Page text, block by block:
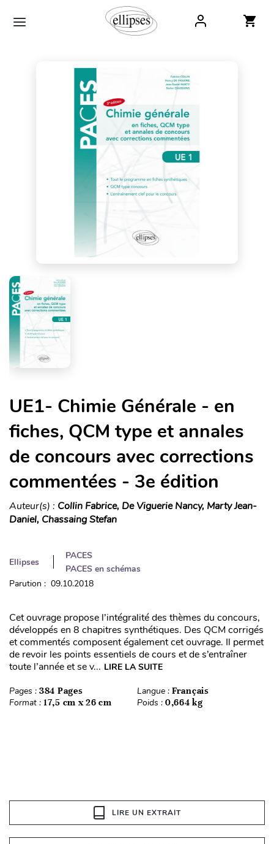
UE1- Chimie Générale - en
fiches, QCM type et annales
de concours avec corrections
commentées - 3e édition
Auteur(s) : Collin Fabrice, De Viguerie Nancy, Marty Jean-
Daniel, Chassaing Stefan
Ellipses
PACES
PACES en schémas
Parution : 09.10.2018
Cet ouvrage propose l’intégralité des thèmes du concours,
développés en 8 chapitres synthétiques. Des QCM corrigés
et commentés composent également cet ouvrage. Il permet
de revoir les points essentiels de cours et de s’entraîner
toute l’année et se v... LIRE LA SUITE
Pages : 384 Pages Langue : Français
Format : 17,5 cm x 26 cm Poids : 0,664 kg
LIRE UN EXTRAIT